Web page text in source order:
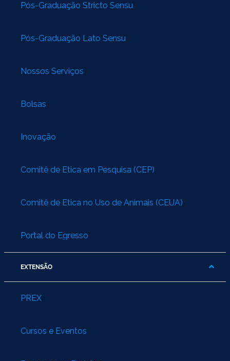
Pós-Graduação Stricto Sensu
Pós-Graduação Lato Sensu
Nossos Serviços
Bolsas
Inovação
Comitê de Ética em Pesquisa (CEP)
Comitê de Ética no Uso de Animais (CEUA)
Portal do Egresso
EXTENSÃO
PREX
Cursos e Eventos